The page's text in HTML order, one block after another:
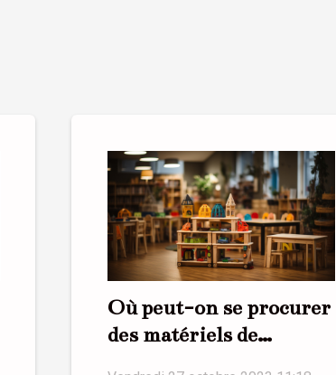
Où peut-on se procurer
des matériels de